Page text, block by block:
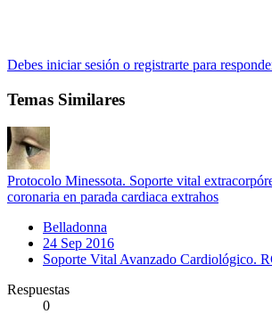
Debes iniciar sesión o registrarte para
Temas Similares
Protocolo Minessota. Soporte vital
coronaria en parada cardiaca extrahos
Belladonna
24 Sep 2016
Soporte Vital Avanzado Cardiológico.
Respuestas
0